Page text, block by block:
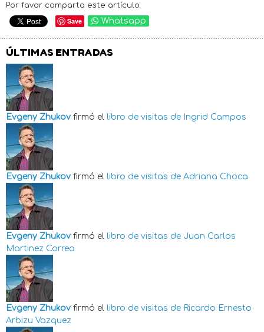
Por favor comparta este artículo:
Save Whatsapp
ÚLTIMAS ENTRADAS
Evgeny Zhukov firmó el libro de visitas de Ingrid Campos
Evgeny Zhukov firmó el libro de visitas de Adriana Choca
Evgeny Zhukov firmó el libro de visitas de Juan Carlos
Martinez Correa
Evgeny Zhukov firmó el libro de visitas de Ricardo Ernesto
Arbizu Vazquez